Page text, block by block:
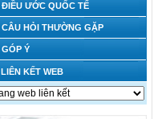
ĐIỀU ƯỚC QUỐC TẾ
CÂU HỎI THƯỜNG GẶP
GÓP Ý
LIÊN KẾT WEB